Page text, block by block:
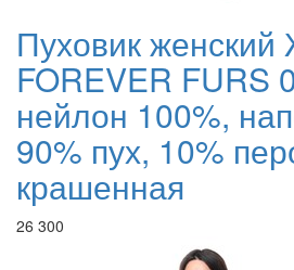
Пуховик
FOREVER FURS
нейлон 100%,
90% пух, 10%
крашенная
26 300